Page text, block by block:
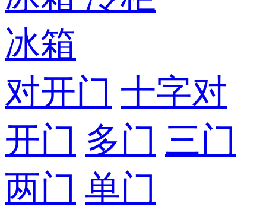
冰箱
对开门 十字对
开门 多门 三门
两门 单门